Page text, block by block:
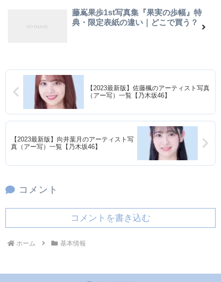
藤嶌果歩1st写真集『果実の歩幅』特
典・限定表紙の違い｜どこで買う？
【2023最新版】佐藤楓のアーティスト写真
（アー写）一覧【乃木坂46】
【2023最新版】向井葉月のアーティスト写
真（アー写）一覧【乃木坂46】
コメント
コメントを書き込む
ホーム 基本情報